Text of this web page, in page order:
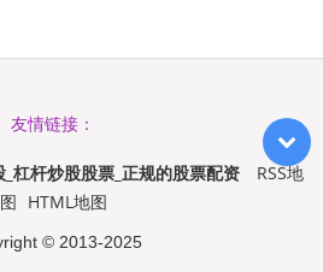
友情链接：
杠杆炒股股票_正规的股票配资
RSS地
图 HTML地图
© 2013-2025